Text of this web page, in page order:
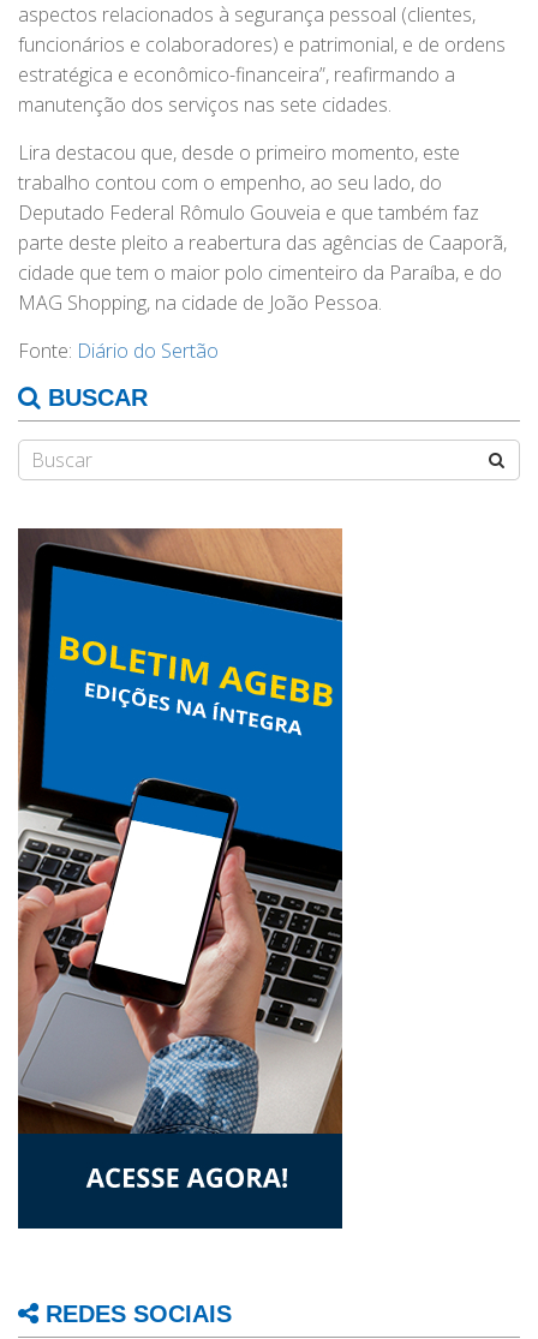
aspectos relacionados à segurança pessoal (clientes,
funcionários e colaboradores) e patrimonial, e de ordens
estratégica e econômico-financeira”, reafirmando a
manutenção dos serviços nas sete cidades.
Lira destacou que, desde o primeiro momento, este
trabalho contou com o empenho, ao seu lado, do
Deputado Federal Rômulo Gouveia e que também faz
parte deste pleito a reabertura das agências de Caaporã,
cidade que tem o maior polo cimenteiro da Paraíba, e do
MAG Shopping, na cidade de João Pessoa.
Fonte: Diário do Sertão
BUSCAR
REDES SOCIAIS